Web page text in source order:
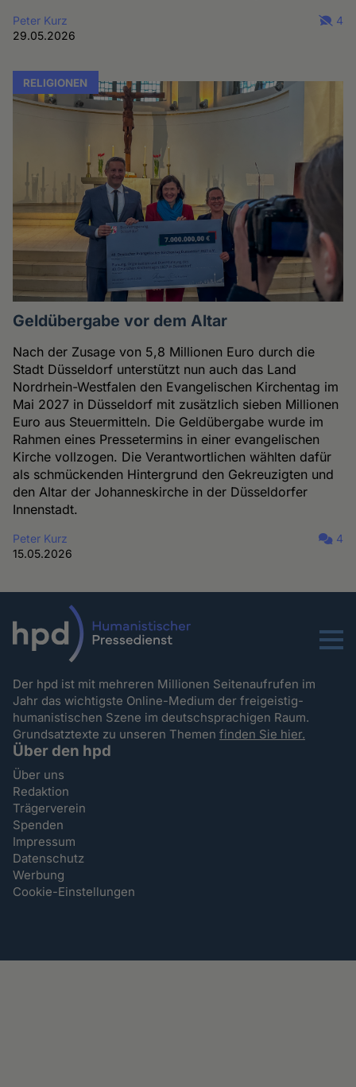
Peter Kurz
29.05.2026
4
RELIGIONEN
Geldübergabe vor dem Altar
Nach der Zusage von 5,8 Millionen Euro durch die
Stadt Düsseldorf unterstützt nun auch das Land
Nordrhein-Westfalen den Evangelischen Kirchentag im
Mai 2027 in Düsseldorf mit zusätzlich sieben Millionen
Euro aus Steuermitteln. Die Geldübergabe wurde im
Rahmen eines Pressetermins in einer evangelischen
Kirche vollzogen. Die Verantwortlichen wählten dafür
als schmückenden Hintergrund den Gekreuzigten und
den Altar der Johanneskirche in der Düsseldorfer
Innenstadt.
Peter Kurz
15.05.2026
4
Menu
Der hpd ist mit mehreren Millionen Seitenaufrufen im
Jahr das wichtigste Online-Medium der freigeistig-
humanistischen Szene im deutschsprachigen Raum.
Grundsatztexte zu unseren Themenfinden Sie hier.
Über den hpd
Über uns
Redaktion
Trägerverein
Spenden
Impressum
Datenschutz
Werbung
Cookie-Einstellungen